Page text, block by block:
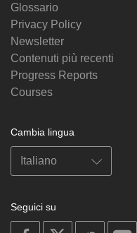
Glossario
Privacy Policy
Newsletter
Contenuti più recenti
Progress Reports
Courses
Cambia lingua
Seguici su
on